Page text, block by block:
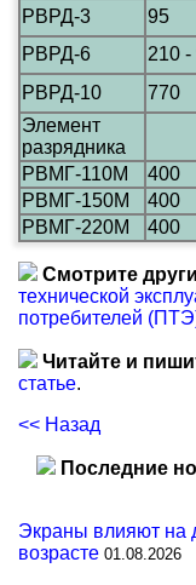
РВРД-3
95
РВРД-6
210 -
РВРД-10
770
Элемент
разрядника
РВМГ-110М 400
РВМГ-150М
400
РВМГ-220М
400
Смотрите
технической
потребителей
Читайте и
статье.
<< Назад
Последние
Экраны влияют на
возрасте 01.08.2026